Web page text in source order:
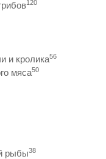
120
и кролика56
мяса50
рыбы38